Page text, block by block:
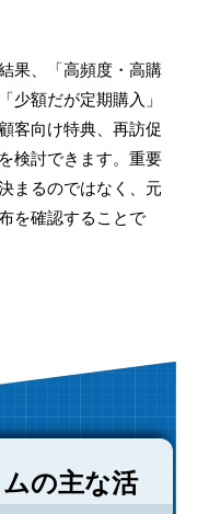
果、「高頻度・高購
少額だが定期購入」
客向け特典、再訪促
検討できます。重要
まるのではなく、元
を確認することで
の主な活